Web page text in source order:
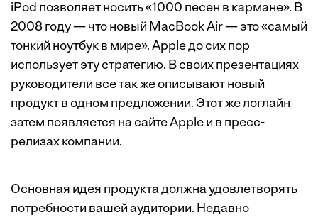
iPod позволяет носить «1000 песен в кармане». В
2008 году — что новый MacBook Air — это «самый
тонкий ноутбук в мире». Apple до сих пор
использует эту стратегию. В своих презентациях
руководители все так же описывают новый
продукт в одном предложении. Этот же логлайн
затем появляется на сайте Apple и в пресс-
релизах компании.
Основная идея продукта должна удовлетворять
потребности вашей аудитории. Недавно